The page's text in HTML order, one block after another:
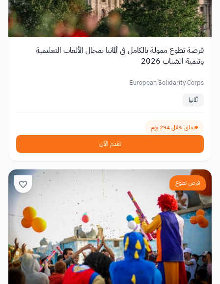
فرصة تطوع ممولة بالكامل في ألمانيا بمجال الألعاب التعليمية
وتنمية الشباب 2026
European Solidarity Corps
ألمانيا
تغلق خلال 294 يوم
تقدم الآن
فرص تطوع